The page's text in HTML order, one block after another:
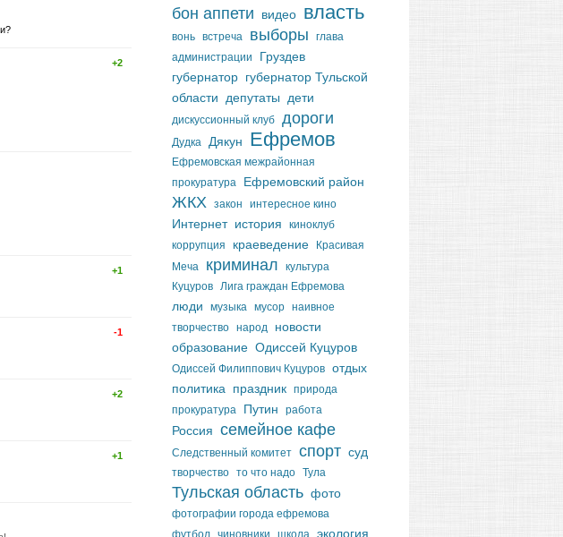
+2
+1
-1
+2
+1
бон аппети видео власть
вонь встреча выборы
глава
администрации
Груздев
губернатор губернатор Тульской
области
депутаты дети
дискуссионный клуб дороги
Дудка Дякун Ефремов
Ефремовская межрайонная
прокуратура
Ефремовский район
ЖКХ закон интересное кино
Интернет история
киноклуб
коррупция
краеведение
Красивая
Меча
криминал
культура
Куцуров Лига граждан Ефремова
люди музыка мусор наивное
творчество народ
новости
образование Одиссей Куцуров
Одиссей Филиппович Куцуров отдых
политика
праздник природа
прокуратура
Путин работа
Россия семейное кафе
Следственный комитет спорт суд
творчество то что надо Тула
Тульская область фото
фотографии города ефремова
футбол чиновники школа экология